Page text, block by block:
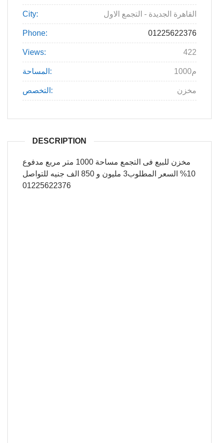
City: القاهرة الجديدة - التجمع الاول
Phone: 01225622376
Views: 422
المساحة: 1000م
التخصص: مخزن
DESCRIPTION
مخزن للبيع فى التجمع مساحة 1000 متر مربع مدفوع
10% السعر المطلوب3 مليون و 850 الف جنيه للتواصل
01225622376